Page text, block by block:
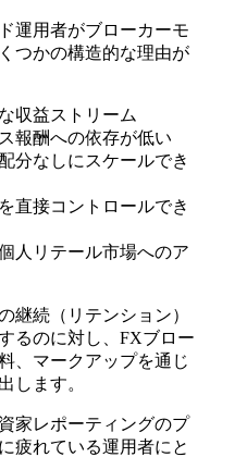
運用者がブローカーモ
つかの構造的な理由が
収益ストリーム
報酬への依存が低い
分なしにスケールでき
直接コントロールでき
人リテール市場へのア
継続（リテンション）
るのに対し、FXブロー
、マークアップを通じ
します。
家レポーティングのプ
疲れている運用者にと